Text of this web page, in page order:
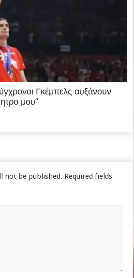
Γκέμπελς αυξάνουν
μου”
not be published. Required fields